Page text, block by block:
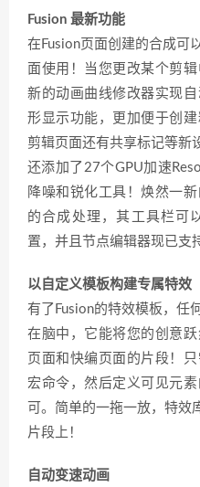
Fusion 最新功能
在Fusion页面创建的合成可
面使用！当您更改某个剪
新的动画曲线修改器实现
形显示功能，更加便于创
剪辑页面还有共享标记等新
还添加了27个GPU加速
降噪和锐化工具！焕然一
的合成处理，其工具栏可
置，并且节点编辑器现已支
以自定义模板构建专属特效
有了Fusion的特效模板，任
在脑中，它能将您的创意
页面和快编页面的片段！
宏命令，然后定义可见元
可。简单的一拖一放，特效
片段上！
自动变速动画